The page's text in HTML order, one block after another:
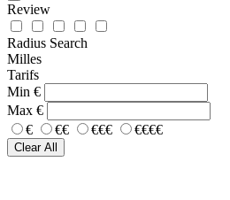
Review
Radius Search
Milles
Tarifs
Min €
Max €
€
€€ €€€ €€€€
Clear All